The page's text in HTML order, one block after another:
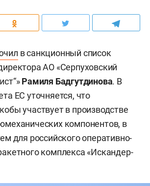
в санкционный список
АО «Серпуховский
Рамиля Бадгутдинова. В
ЕС уточняется, что
участвует в производстве
компонентов, в
для российского оперативно-
комплекса «Искандер-